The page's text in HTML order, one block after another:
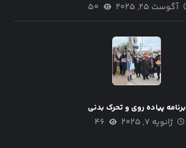
آگوست ۲۵, ۲۰۲۵ ۵۰
برنامه پیاده روی و تحرک بدنی
ژانویه ۷, ۲۰۲۵ ۴۶